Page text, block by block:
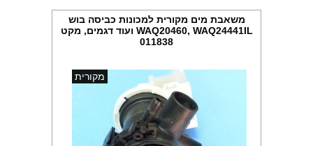
משאבת מים מקורית למכונות כביסה בוש
WAQ20460, WAQ24441IL ועוד דגמים, מקט
011838
מקורית